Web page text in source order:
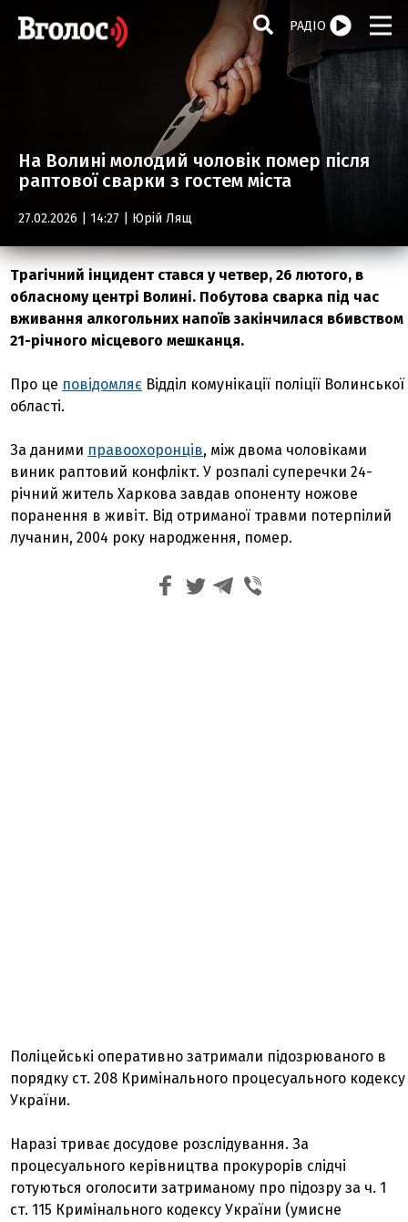
РАДІО
На Волині молодий чоловік помер після
раптової сварки з гостем міста
27.02.2026 | 14:27 | Юрій Лящ
Трагічний інцидент стався у четвер, 26 лютого, в
обласному центрі Волині. Побутова сварка під час
вживання алкогольних напоїв закінчилася вбивством
21-річного місцевого мешканця.
Про це повідомляє Відділ комунікації поліції Волинської
області.
За даними правоохоронців, між двома чоловіками
виник раптовий конфлікт. У розпалі суперечки 24-
річний житель Харкова завдав опоненту ножове
поранення в живіт. Від отриманої травми потерпілий
лучанин, 2004 року народження, помер.
Поліцейські оперативно затримали підозрюваного в
порядку ст. 208 Кримінального процесуального кодексу
України.
Наразі триває досудове розслідування. За
процесуального керівництва прокурорів слідчі
готуються оголосити затриманому про підозру за ч. 1
ст. 115 Кримінального кодексу України (умисне